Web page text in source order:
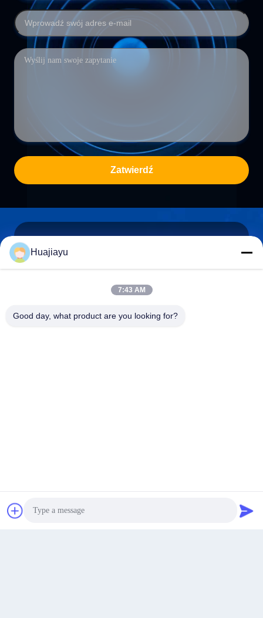
Najlepszą cenę
Zatwierdź
516000, Guangdong, Chiny
Huajiayu
7:43 AM
Good day, what product are you looking for?